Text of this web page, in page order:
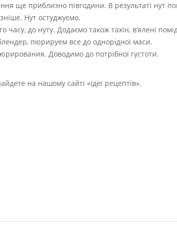
ще приблизно півгодини. В результаті нут
Нут остуджуємо.
до нуту. Додаємо також тахін, в’ялені
пюрируем все до однорідної маси.
Доводимо до потрібної густоти.
на нашому сайті «Ідеї рецептів».